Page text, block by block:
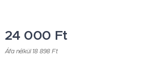
24 000 Ft
Áfa nélkül 18 898 Ft